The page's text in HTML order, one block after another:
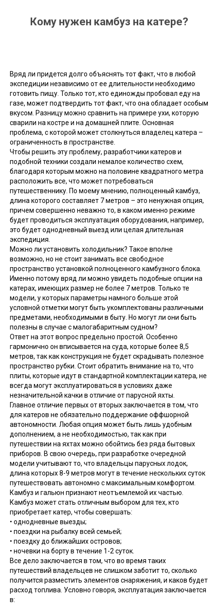
Кому нужен камбуз на катере?
Вряд ли придется долго объяснять тот факт, что в любой
экспедиции независимо от ее длительности необходимо
готовить пищу. Только тот, кто единожды пробовал еду на
газе, может подтвердить тот факт, что она обладает особым
вкусом. Разницу можно сравнить на примере ухи, которую
сварили на костре и на домашней плите. Основная
проблема, с которой может столкнуться владелец катера –
ограниченность в пространстве.
Чтобы решить эту проблему, разработчики катеров и
подобной техники создали немалое количество схем,
благодаря которым можно на половине квадратного метра
расположить все, что может потребоваться
путешественнику. По моему мнению, полноценный камбуз,
длина которого составляет 7 метров – это ненужная опция,
причем совершенно неважно то, в каком именно режиме
будет проводиться эксплуатация оборудования, например,
это будет однодневный выезд или целая длительная
экспедиция.
Можно ли установить холодильник? Такое вполне
возможно, но не стоит занимать все свободное
пространство установкой полноценного камбузного блока.
Именно потому вряд ли можно увидеть подобные опции на
катерах, имеющих размер не более 7 метров. Только те
модели, у которых параметры намного больше этой
условной отметки могут быть укомплектованы различными
предметами, необходимыми в быту. Но могут ли они быть
полезны в случае с малогабаритным судном?
Ответ на этот вопрос предельно простой. Особенно
гармонично он вписывается на суда, которые более 8,5
метров, так как конструкция не будет скрадывать полезное
пространство рубки. Стоит обратить внимание на то, что
плиты, которые идут в стандартной комплектации катера, не
всегда могут эксплуатироваться в условиях даже
незначительной качки в отличие от парусной яхты.
Главное отличие первых от вторых заключается в том, что
для катеров не обязательно поддержание оффшорной
автономности. Любая опция может быть лишь удобным
дополнением, а не необходимостью, так как при
путешествии на яхтах можно обойтись без ряда бытовых
приборов. В свою очередь, при разработке очередной
модели учитывают то, что владельцы парусных лодок,
длина которых 8-9 метров могут в течение нескольких суток
путешествовать автономно с максимальным комфортом.
Камбуз и гальюн признают неотъемлемой их частью.
Камбуз может стать отличным выбором для тех, кто
приобретает катер, чтобы совершать:
• однодневные выезды;
• поездки на рыбалку всей семьей;
• поездку до ближайших островов;
• ночевки на борту в течение 1-2 суток.
Все дело заключается в том, что во время таких
путешествий владельцев не слишком заботит то, сколько
получится разместить элементов снаряжения, и каков будет
расход топлива. Условно говоря, эксплуатация заключается
в: